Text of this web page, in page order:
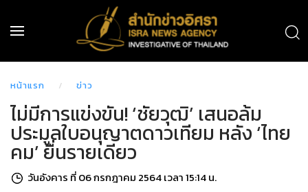
หน้าแรก ข่าว
ไม่มีการแข่งขัน! ‘ชัยวุฒิ’ เสนอล้ม
ประมูลใบอนุญาตดาวเทียม หลัง ‘ไทย
คม’ ยื่นรายเดียว
วันอังคาร ที่ 06 กรกฎาคม 2564 เวลา 15:14 น.